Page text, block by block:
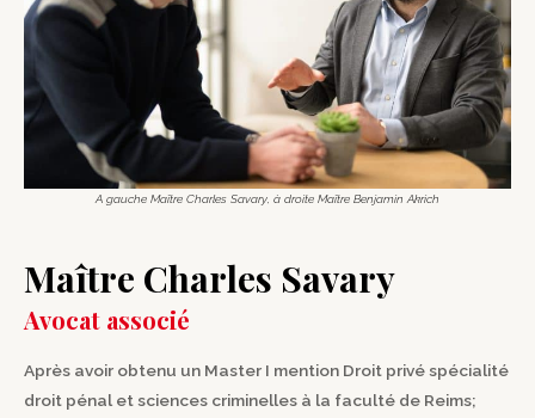
A gauche Maître Charles Savary, à droite Maître Benjamin Akrich
Maître Charles Savary
Avocat associé
Après avoir obtenu un Master I mention Droit privé spécialité
droit pénal et sciences criminelles à la faculté de Reims;